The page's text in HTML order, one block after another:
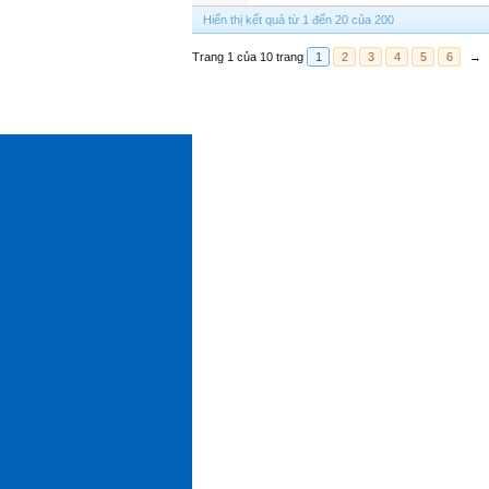
Hiển thị kết quả từ 1 đến 20 của 200
Trang 1 của 10 trang 1 2 3 4 5 6 →